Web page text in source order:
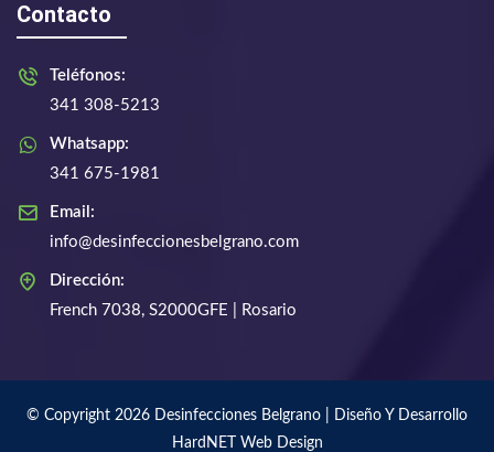
Contacto
Teléfonos:
341 308-5213
Whatsapp:
341 675-1981
Email:
info@desinfeccionesbelgrano.com
Dirección:
French 7038, S2000GFE | Rosario
© Copyright 2026 Desinfecciones Belgrano | Diseño Y Desarrollo
HardNET Web Design